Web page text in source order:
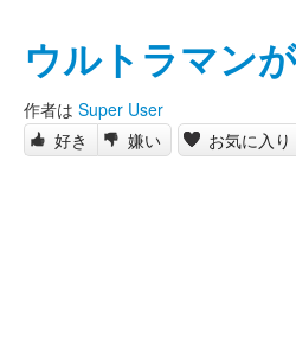
ウルトラマン
作者は Super User
好き
嫌い お気に入り